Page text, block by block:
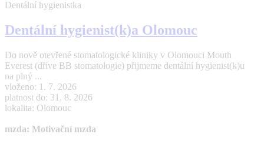
Dentální hygienistka
Dentální hygienist(k)a Olomouc
Do nově otevřené stomatologické kliniky v Olomouci Mouth
Everest (dříve BB stomatologie) přijmeme dentální hygienist(k)u
na plný ...
vloženo: 1. 7. 2026
platnost do: 31. 8. 2026
lokalita: Olomouc
mzda: Motivační mzda